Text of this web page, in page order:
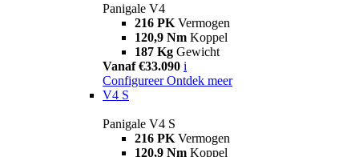
Panigale V4
216 PK Vermogen
120,9 Nm Koppel
187 Kg Gewicht
Vanaf €33.090 i
Configureer Ontdek meer
V4 S
Panigale V4 S
216 PK Vermogen
120,9 Nm Koppel